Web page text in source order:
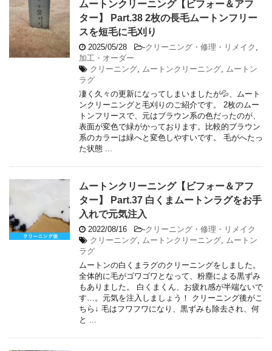
ムートンクリーニング【ビフォー＆アフ
ター】 Part.38 2枚の長毛ムートンフリー
スを短毛に毛刈り
2025/05/28 -クリーニング・修理・リメイク
加工・オーダー
クリーニング
ムートンクリーニング
ムートン
ラグ
凄く久々の更新になってしまいましたが💦、ムート
ンクリーニングと毛刈りのご紹介です。 2枚のムー
トンフリースで、元はブラウン系の色だったのが、
表面が変色で緑がかっております。比較的ブラウン
系のカラーは緑へと変色しやすいです。 毛がへたっ
た状態 ...
ムートンクリーニング【ビフォー＆アフ
ター】 Part.37 白くまムートンラグをお手
入れで元気注入
2022/08/16 -クリーニング・修理・リメイク
クリーニング
ムートンクリーニング
ムートン
ラグ
ムートンの白くまラグのクリーニングをしました。
全体的に毛がゴワゴワとなって、粉塵による黒ずみ
もありました。 白くまくん、お疲れ感が半端ないで
す…。元気を注入しましょう！ クリーニング後がこ
ちら↓ 毛はフワフワになり、黒ずみも除去され、何
と ...